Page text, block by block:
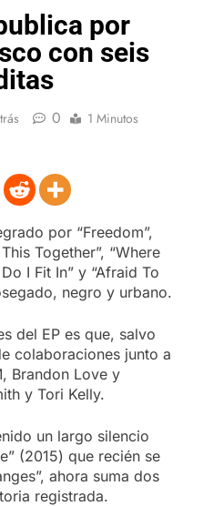
por
con seis
0 1 Minutos
por “Freedom”,
Together”, “Where
I Fit In” y “Afraid To
negro y urbano.
del EP es que, salvo
colaboraciones junto a
Brandon Love y
y Tori Kelly.
un largo silencio
(2015) que recién se
ahora suma dos
registrada.